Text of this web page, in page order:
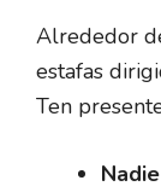
Alrededor
estafas
Ten